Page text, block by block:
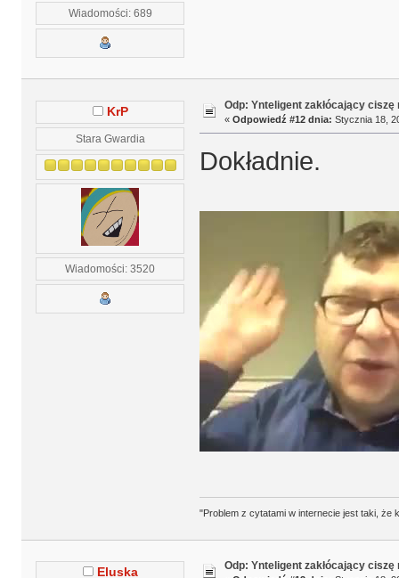
Wiadomości: 689
KrP
Stara Gwardia
Wiadomości: 3520
Odp: Ynteligent zakłócający ciszę
« Odpowiedź #12 dnia: Stycznia 18,
Dokładnie.
"Problem z cytatami w internecie jest taki, że
Eluska Odp: Ynteligent zakłócający ciszę